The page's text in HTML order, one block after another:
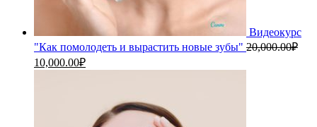
Видеокурс
"Как помолодеть и вырастить новые зубы" 20,000.00₽
Первоначальная
цена
10,000.00₽Текущая
цена: